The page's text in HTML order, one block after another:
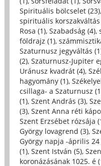
Spirituális bölcselet (23),
spirituális korszakváltás
Rosa (1), Szabadság (4),
földrajz (1),
Szaturnusz jegyváltás
(2), Szaturnusz-Jupiter
Uránusz kvadrát (4),
hagyomány (1),
csillaga- a Szaturnusz
(1), Szent András (3),
(3), Szent Anna réti
Szent Erzsébet rózsája
György lovagrend (3),
György napja -április 24
(1), Szent István (5),
koronázásának 1025. é